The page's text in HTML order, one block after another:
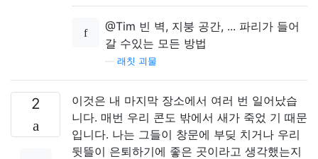
@Tim 빈 벽, 지붕 ​​공간, ... 파리가 들어
갈 수있는 모든 방법
래칫 괴물
2
이것은 내 마지막 장소에서 여러 번 일어났습
니다. 매번 우리 콘도 밖에서 새가 죽었 기 때문
입니다. 나는 그들이 창문에 부딪 치거나 우리
뒷뜰이 은퇴하기에 좋은 곳이라고 생각했는지